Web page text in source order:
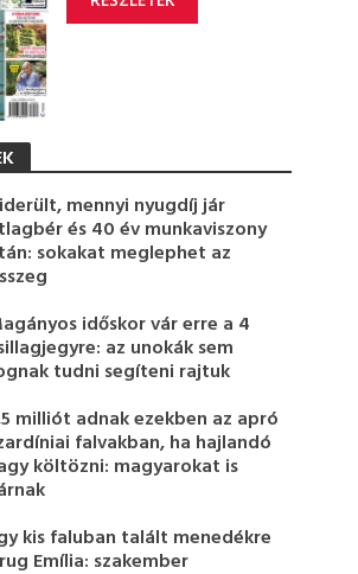
mennyi nyugdíj jár
és 40 év munkaviszony
sokakat meglephet az
időskor vár erre a 4
az unokák sem
tudni segíteni rajtuk
milliót adnak ezekben az apró
falvakban, ha hajlandó
költözni: magyarokat is
kis faluban talált menedékre
Emília: szakember